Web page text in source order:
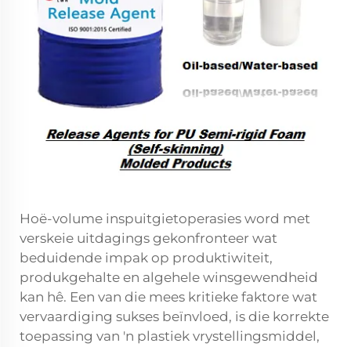
Hoë-volume inspuitgietoperasies word met
verskeie uitdagings gekonfronteer wat
beduidende impak op produktiwiteit,
produkgehalte en algehele winsgewendheid
kan hê. Een van die mees kritieke faktore wat
vervaardiging sukses beïnvloed, is die korrekte
toepassing van 'n plastiek vrystellingsmiddel,